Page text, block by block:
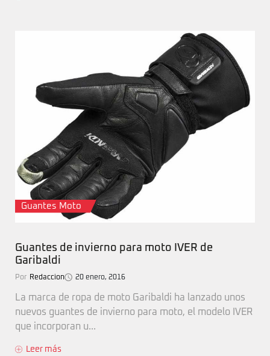
Guantes Moto
Guantes de invierno para moto IVER de
Garibaldi
Por Redaccion 20 enero, 2016
La marca de ropa de moto Garibaldi ha lanzado unos
nuevos guantes de invierno para moto, el modelo IVER
que incorporan u...
Leer más